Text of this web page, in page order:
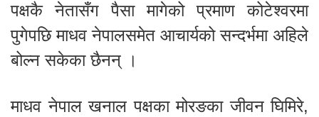
पक्षकै नेतासँग पैसा मागेको प्रमाण कोटेश्वरमा
पुगेपछि माधव नेपालसमेत आचार्यको सन्दर्भमा अहिले
बोल्न सकेका छैनन् ।
माधव नेपाल खनाल पक्षका मोरङका जीवन घिमिरे,